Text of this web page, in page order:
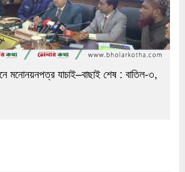
মনোনয়নপত্র যাচাই–বাছাই শেষ : বাতিল-৩,